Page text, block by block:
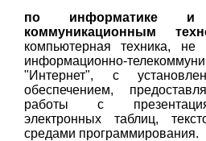
по информатике и
коммуникационным
компьютерная техника,
информационно-
"Интернет", с
обеспечением,
работы с
электронных таблиц,
средами программирования.